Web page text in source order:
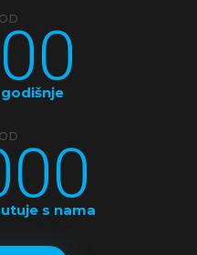
s nama